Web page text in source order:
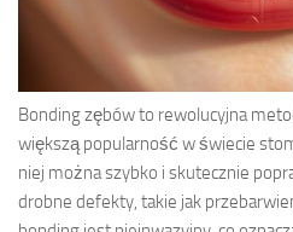
Bonding zębów to rewolucyjna
większą popularność w świecie
niej można szybko i skutecznie
drobne defekty, takie jak